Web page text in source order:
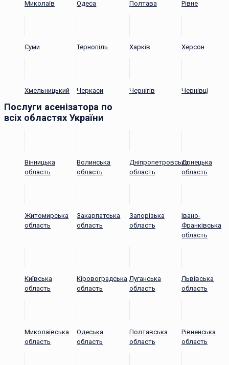
Миколаїв Одеса Полтава Рівне
Суми Тернопіль Харків Херсон
Хмельницький Черкаси Чернігів Чернівці
Послуги асенізатора по
всіх областях України
Вінницька
область
Волинська
область
Дніпропетровська
область
Донецька
область
Житомирська
область
Закарпатська
область
Запорізька
область
Івано-
Франківська
область
Київська
область
Кіровоградська
область
Луганська
область
Львівська
область
Миколаївська
область
Одеська
область
Полтавська
область
Рівненська
область